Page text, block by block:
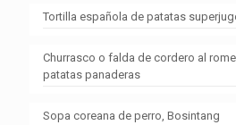
Tortilla española de patatas
Churrasco o falda de cordero al
patatas panaderas
Sopa coreana de perro, Bosintang